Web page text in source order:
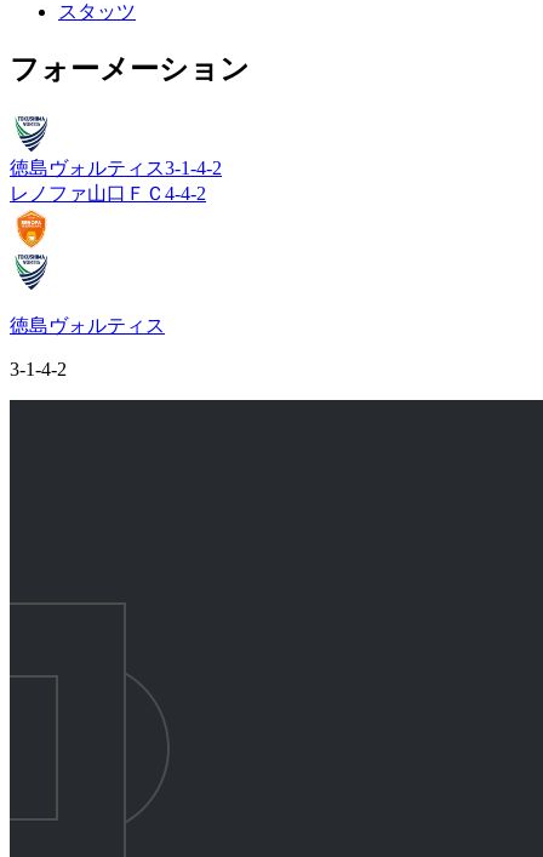
スタッツ
フォーメーション
徳島ヴォルティス3-1-4-2
レノファ山口ＦＣ 4-4-2
徳島ヴォルティス
3-1-4-2